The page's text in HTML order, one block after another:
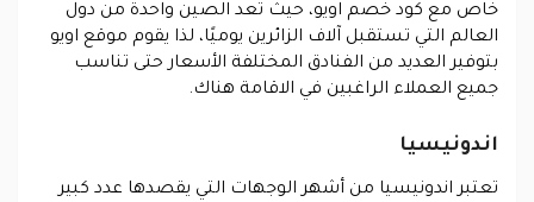
خاص مع كود خصم اويو، حيث تعد الصين واحدة من دول
العالم التي تستقبل آلاف الزائرين يوميًا، لذا يقوم موقع اويو
بتوفير العديد من الفنادق المختلفة الأسعار حتى تناسب
جميع العملاء الراغبين في الاقامة هناك.
اندونيسيا
تعتبر اندونيسيا من أشهر الوجهات التي يقصدها عدد كبير